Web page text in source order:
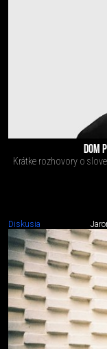
DOM
Krátke rozhovory o
Diskusia